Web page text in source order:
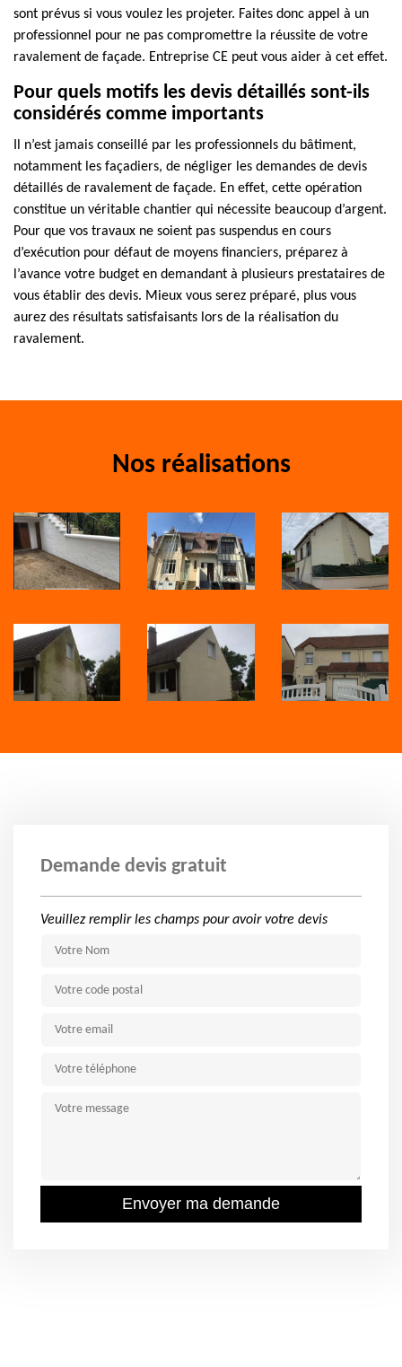
sont prévus si vous voulez les projeter. Faites donc appel à un
professionnel pour ne pas compromettre la réussite de votre
ravalement de façade. Entreprise CE peut vous aider à cet effet.
Pour quels motifs les devis détaillés sont-ils
considérés comme importants
Il n’est jamais conseillé par les professionnels du bâtiment,
notamment les façadiers, de négliger les demandes de devis
détaillés de ravalement de façade. En effet, cette opération
constitue un véritable chantier qui nécessite beaucoup d’argent.
Pour que vos travaux ne soient pas suspendus en cours
d’exécution pour défaut de moyens financiers, préparez à
l’avance votre budget en demandant à plusieurs prestataires de
vous établir des devis. Mieux vous serez préparé, plus vous
aurez des résultats satisfaisants lors de la réalisation du
ravalement.
Nos réalisations
Demande devis gratuit
Veuillez remplir les champs pour avoir votre devis